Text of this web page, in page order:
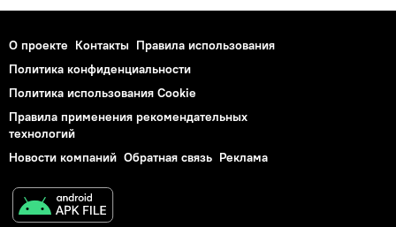
О проекте Контакты Правила использования
Политика конфиденциальности
Политика использования Cookie
Правила применения рекомендательных
технологий
Новости компаний Обратная связь Реклама